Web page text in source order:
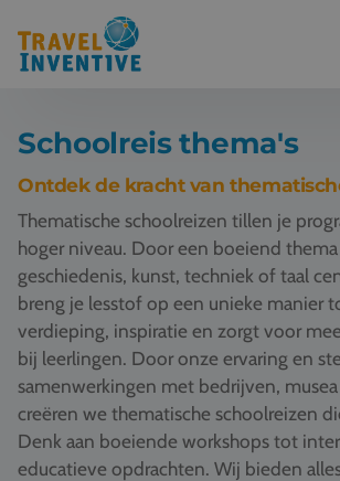
Bestemmingen
Schoolreis thema's
Voor docenten
Over ons
Een offerte aanvragen
Referenties
Schoolreis thema's
Ontdek de kracht van
Thematische schoolreizen tillen je
hoger niveau. Door een boeiend
geschiedenis, kunst, techniek of taal
breng je lesstof op een unieke manier
verdieping, inspiratie en zorgt voor
bij leerlingen. Door onze ervaring en
samenwerkingen met bedrijven,
creëren we thematische schoolreizen
Denk aan boeiende workshops tot
educatieve opdrachten. Wij bieden